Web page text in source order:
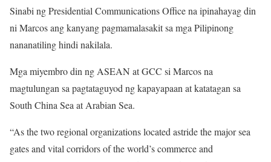
Sinabi ng Presidential Communications Office na ipinahayag din
ni Marcos ang kanyang pagmamalasakit sa mga Pilipinong
nananatiling hindi nakilala.
Mga miyembro din ng ASEAN at GCC si Marcos na
magtulungan sa pagtataguyod ng kapayapaan at katatagan sa
South China Sea at Arabian Sea.
“As the two regional organizations located astride the major sea
gates and vital corridors of the world’s commerce and